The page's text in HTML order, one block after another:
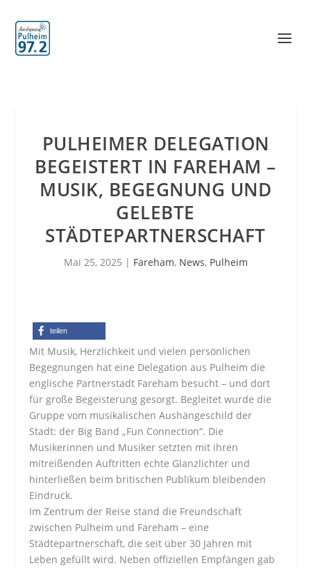
PULHEIMER DELEGATION
BEGEISTERT IN FAREHAM –
MUSIK, BEGEGNUNG UND
GELEBTE
STÄDTEPARTNERSCHAFT
Mai 25, 2025 | Fareham, News, Pulheim
teilen
Mit Musik, Herzlichkeit und vielen persönlichen
Begegnungen hat eine Delegation aus Pulheim die
englische Partnerstadt Fareham besucht – und dort
für große Begeisterung gesorgt. Begleitet wurde die
Gruppe vom musikalischen Aushängeschild der
Stadt: der Big Band „Fun Connection“. Die
Musikerinnen und Musiker setzten mit ihren
mitreißenden Auftritten echte Glanzlichter und
hinterließen beim britischen Publikum bleibenden
Eindruck.
Im Zentrum der Reise stand die Freundschaft
zwischen Pulheim und Fareham – eine
Städtepartnerschaft, die seit über 30 Jahren mit
Leben gefüllt wird. Neben offiziellen Empfängen gab